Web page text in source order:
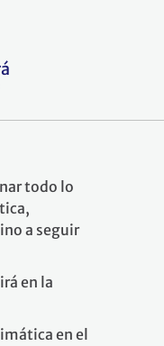
todo lo
a seguir
en la
en el